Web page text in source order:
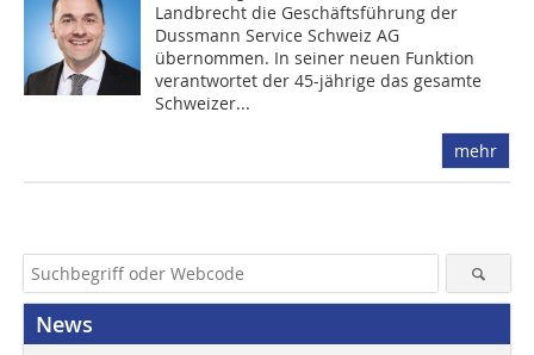
Landbrecht die Geschäftsführung der
Dussmann Service Schweiz AG
übernommen. In seiner neuen Funktion
verantwortet der 45-jährige das gesamte
Schweizer...
mehr
News